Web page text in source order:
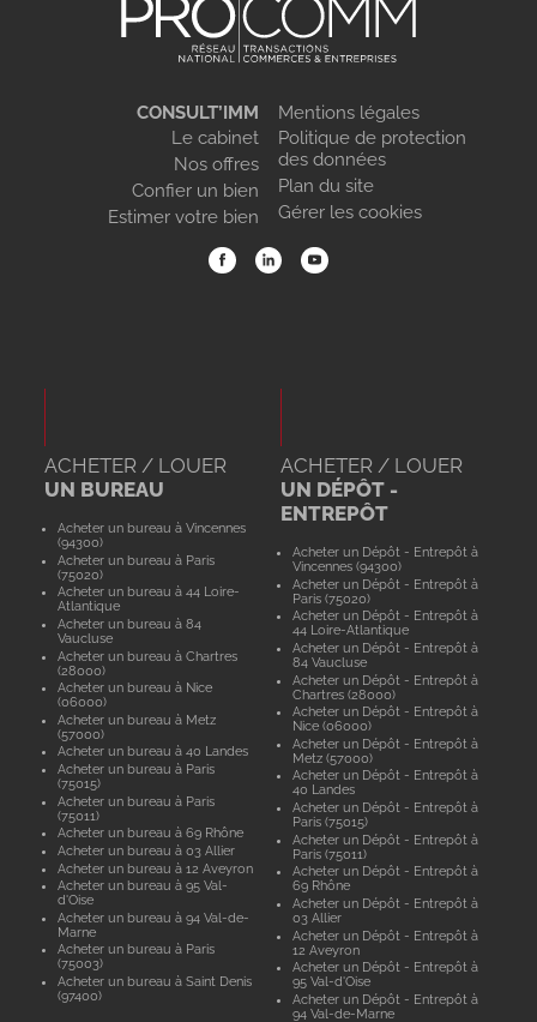
CONSULT’IMM
Le cabinet
Nos offres
Confier un bien
Estimer votre bien
Mentions légales
Politique de protection
des données
Plan du site
Gérer les cookies
ACHETER / LOUER
UN BUREAU
Acheter un bureau à Vincennes
(94300)
Acheter un bureau à Paris
(75020)
Acheter un bureau à 44 Loire-
Atlantique
Acheter un bureau à 84
Vaucluse
Acheter un bureau à Chartres
(28000)
Acheter un bureau à Nice
(06000)
Acheter un bureau à Metz
(57000)
Acheter un bureau à 40 Landes
Acheter un bureau à Paris
(75015)
Acheter un bureau à Paris
(75011)
Acheter un bureau à 69 Rhône
Acheter un bureau à 03 Allier
Acheter un bureau à 12 Aveyron
Acheter un bureau à 95 Val-
d'Oise
Acheter un bureau à 94 Val-de-
Marne
Acheter un bureau à Paris
(75003)
Acheter un bureau à Saint Denis
(97400)
ACHETER / LOUER
UN DÉPÔT -
ENTREPÔT
Acheter un Dépôt - Entrepôt à
Vincennes (94300)
Acheter un Dépôt - Entrepôt à
Paris (75020)
Acheter un Dépôt - Entrepôt à
44 Loire-Atlantique
Acheter un Dépôt - Entrepôt à
84 Vaucluse
Acheter un Dépôt - Entrepôt à
Chartres (28000)
Acheter un Dépôt - Entrepôt à
Nice (06000)
Acheter un Dépôt - Entrepôt à
Metz (57000)
Acheter un Dépôt - Entrepôt à
40 Landes
Acheter un Dépôt - Entrepôt à
Paris (75015)
Acheter un Dépôt - Entrepôt à
Paris (75011)
Acheter un Dépôt - Entrepôt à
69 Rhône
Acheter un Dépôt - Entrepôt à
03 Allier
Acheter un Dépôt - Entrepôt à
12 Aveyron
Acheter un Dépôt - Entrepôt à
95 Val-d'Oise
Acheter un Dépôt - Entrepôt à
94 Val-de-Marne